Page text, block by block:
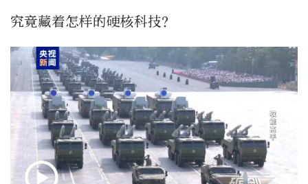
究竟藏着怎样的硬核科技？